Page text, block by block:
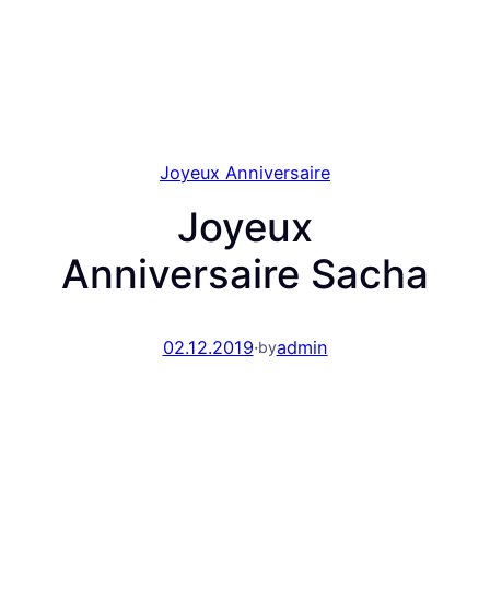
Joyeux Anniversaire
Joyeux
Anniversaire Sacha
02.12.2019·byadmin